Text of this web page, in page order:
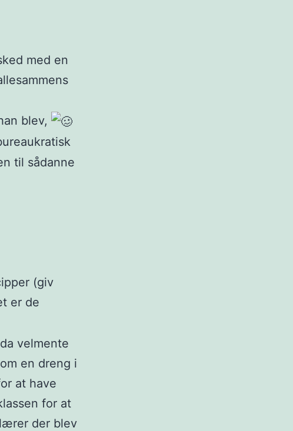
med en
blev,
til sådanne
(giv
er de
velmente
en dreng i
at have
for at
der blev